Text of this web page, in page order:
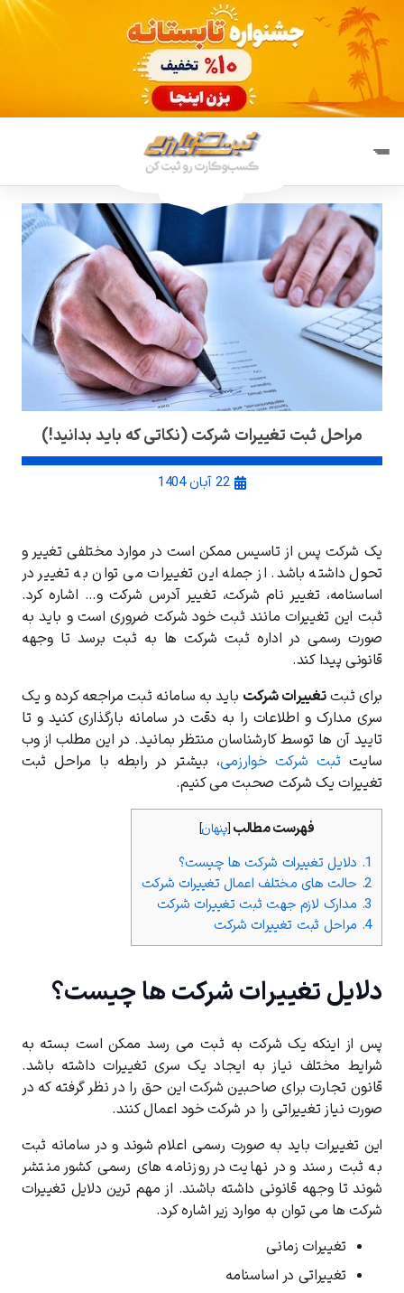
مراحل ثبت تغییرات شرکت (نکاتی که باید بدانید!)
22 آبان 1404
یک شرکت پس از تاسیس ممکن است در موارد مختلفی تغییر و
تحول داشته باشد. از جمله این تغییرات می توان به تغییر در
اساسنامه، تغییر نام شرکت، تغییر آدرس شرکت و… اشاره کرد.
ثبت این تغییرات مانند ثبت خود شرکت ضروری است و باید به
صورت رسمی در اداره ثبت شرکت ها به ثبت برسد تا وجهه
قانونی پیدا کند.
برای ثبتتغییرات شرکت باید به سامانه ثبت مراجعه کرده و یک
سری مدارک و اطلاعات را به دقت در سامانه بارگذاری کنید و تا
تایید آن ها توسط کارشناسان منتظر بمانید. در این مطلب از وب
سایت ثبت شرکت خوارزمی، بیشتر در رابطه با مراحل ثبت
تغییرات یک شرکت صحبت می کنیم.
فهرست مطالب [پنهان]
1. دلایل تغییرات شرکت ها چیست؟
2. حالت های مختلف اعمال تغییرات شرکت
3. مدارک لازم جهت ثبت تغییرات شرکت
4. مراحل ثبت تغییرات شرکت
دلایل تغییرات شرکت ها چیست؟
پس از اینکه یک شرکت به ثبت می رسد ممکن است بسته به
شرایط مختلف نیاز به ایجاد یک سری تغییرات داشته باشد.
قانون تجارت برای صاحبین شرکت این حق را در نظر گرفته که در
صورت نیاز تغییراتی را در شرکت خود اعمال کنند.
این تغییرات باید به صورت رسمی اعلام شوند و در سامانه ثبت
به ثبت رسند و در نهایت در روزنامه های رسمی کشور منتشر
شوند تا وجهه قانونی داشته باشند. از مهم ترین دلایل تغییرات
شرکت ها می توان به موارد زیر اشاره کرد.
تغییرات زمانی
تغییراتی در اساسنامه